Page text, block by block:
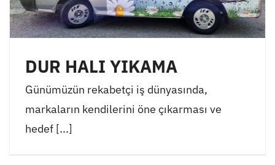
DUR HALI YIKAMA
Günümüzün rekabetçi iş dünyasında,
markaların kendilerini öne çıkarması ve
hedef [...]